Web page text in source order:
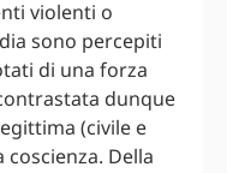
violenti o
sono percepiti
di una forza
dunque
(civile e
Della